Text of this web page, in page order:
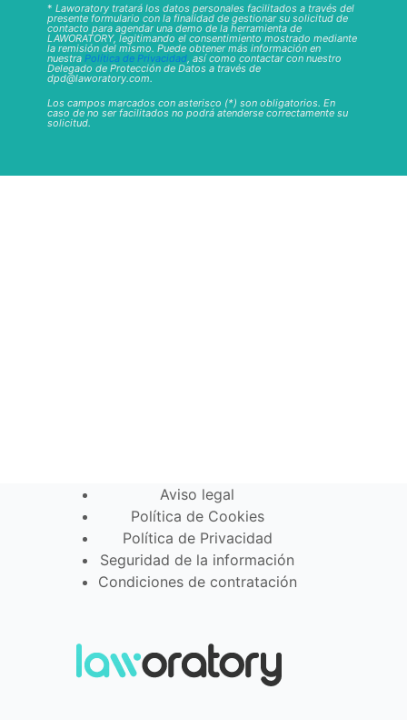
* Laworatory tratará los datos personales facilitados a través del
presente formulario con la finalidad de gestionar su solicitud de
contacto para agendar una demo de la herramienta de
LAWORATORY, legitimando el consentimiento mostrado mediante
la remisión del mismo. Puede obtener más información en
nuestra Política de Privacidad , así como contactar con nuestro
Delegado de Protección de Datos a través de
dpd@laworatory.com.
Los campos marcados con asterisco (*) son obligatorios. En
caso de no ser facilitados no podrá atenderse correctamente su
solicitud.
Aviso legal
Política de Cookies
Política de Privacidad
Seguridad de la información
Condiciones de contratación